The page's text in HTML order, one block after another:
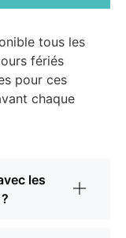
tous les
fériés
pour ces
chaque
les